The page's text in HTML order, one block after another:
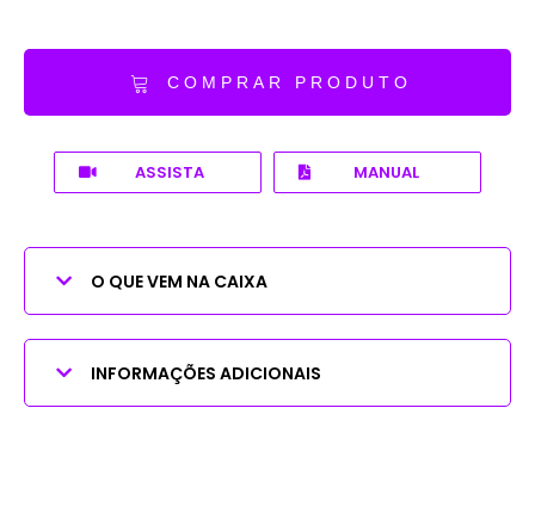
COMPRAR PRODUTO
ASSISTA MANUAL
O QUE VEM NA CAIXA
INFORMAÇÕES ADICIONAIS